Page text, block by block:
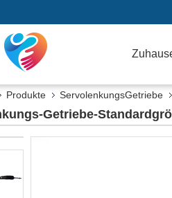
Produkte ServolenkungsGetriebe
Getriebe-